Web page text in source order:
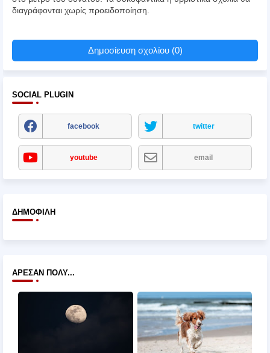
διαγράφονται χωρίς προειδοποίηση.
Δημοσίευση σχολίου (0)
SOCIAL PLUGIN
facebook twitter
youtube email
ΔΗΜΟΦΙΛΉ
ΆΡΕΣΑΝ ΠΟΛΎ...